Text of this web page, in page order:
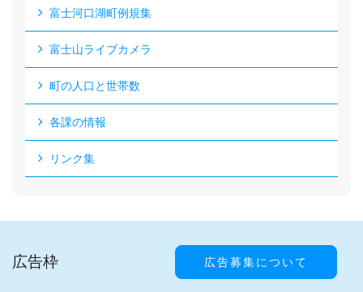
富士河口湖町例規集
富士山ライブカメラ
町の人口と世帯数
各課の情報
リンク集
広告枠 広告募集について